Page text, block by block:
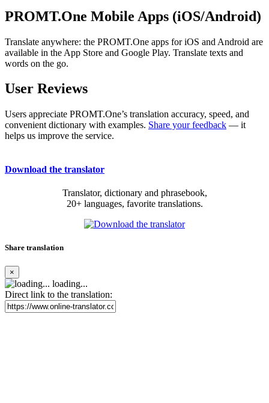
PROMT.One Mobile Apps (iOS/Android)
Translate anywhere: the PROMT.One apps for iOS and Android are
available in the App Store and Google Play. Translate texts and
words on the go.
User Reviews
Users appreciate PROMT.One’s translation accuracy, speed, and
convenient dictionary with examples. Share your feedback — it
helps us improve the service.
Download the translator
Translator, dictionary and phrasebook,
20+ languages, favorite translations.
Share translation
×
loading...
Direct link to the translation: